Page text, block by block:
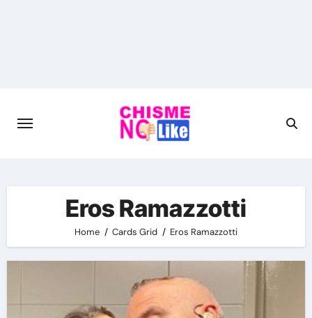
Eros Ramazzotti
Home Cards Grid Eros Ramazzotti